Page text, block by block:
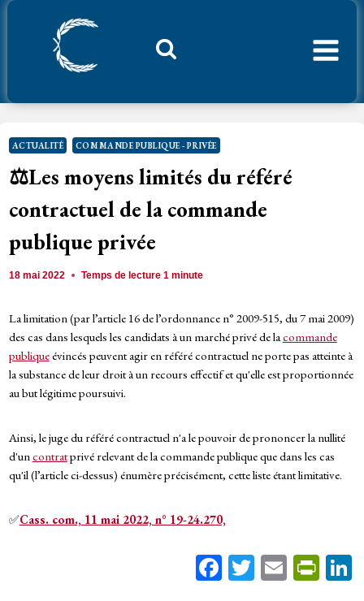
Aller
ACTUALITÉ COMMANDE PUBLIQUE - PRIVÉE
⚖️Les moyens limités du référé
contractuel de la commande
publique privée
18 mai 2022 Temps de lecture1 minute
La limitation (par l’article 16 de l’ordonnance n° 2009-515, du 7 mai 2009)
des cas dans lesquels les candidats à un marché privé de lacommande
publiqueévincés peuvent agir en référé contractuel ne porte pas atteinte à
la substance de leur droit à un recours effectif et qu'elle est proportionnée
au but légitime poursuivi.
Ainsi, le juge du référé contractuel n'a le pouvoir de prononcer la nullité
d'uncontratprivé relevant de la commande publique que dans les cas
qu'il (l’article ci-dessus) énumère précisément, cette liste étant limitative.
✅Cass. com., 11 mai 2022, n° 19-24.270,
Fa T E Pr